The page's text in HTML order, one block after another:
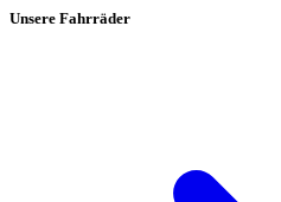
Unsere Fahrräder